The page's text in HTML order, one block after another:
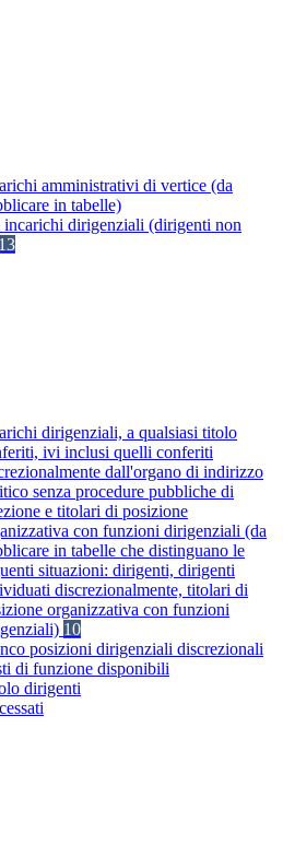
amministrativi di vertice (da
in tabelle)
dirigenziali (dirigenti non
13
dirigenziali, a qualsiasi titolo
ivi inclusi quelli conferiti
dall'organo di indirizzo
senza procedure pubbliche di
e titolari di posizione
con funzioni dirigenziali (da
in tabelle che distinguano le
situazioni: dirigenti, dirigenti
discrezionalmente, titolari di
organizzativa con funzioni
10
posizioni dirigenziali discrezionali
di funzione disponibili
dirigenti